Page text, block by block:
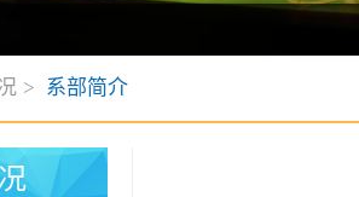
> 系部简介